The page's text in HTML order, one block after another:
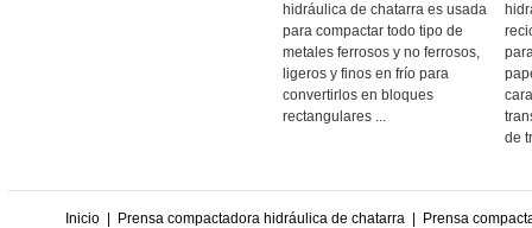
hidráulica de chatarra es usada
para compactar todo tipo de
metales ferrosos y no ferrosos,
ligeros y finos en frío para
convertirlos en bloques
rectangulares ...
de
Inicio Prensa compactadora hidráulica de chatarra Prensa